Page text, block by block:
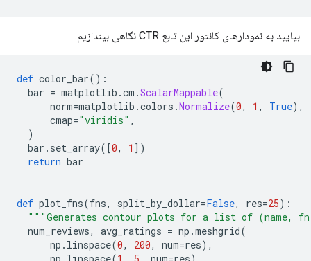
بیایید به نمودارهای کانتور این تابع CTR نگاهی بیندازیم.
def color_bar():
bar = matplotlib .cm .ScalarMappable(
norm=matplotlib .colors .Normalize(0, 1 , True),
cmap="viridis" ,
)
bar . set_array([0, 1 ])
return bar
def plot_fns(fns, split_by_dollar=False, res=25):
"""Generates contour plots for a list of (name,
num_reviews, avg_ratings = np .meshgrid(
np . linspace(0, 200, num=res),